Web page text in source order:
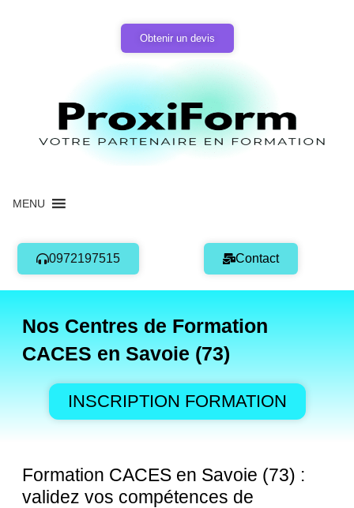
Obtenir un devis
MENU
0972197515 Contact
Nos Centres de Formation
CACES en Savoie (73)
INSCRIPTION FORMATION
Formation CACES en Savoie (73) :
validez vos compétences de